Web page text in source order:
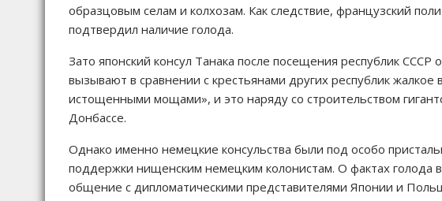
образцовым селам и колхозам. Как следствие, французский
подтвердил наличие голода.
Зато японский консул Танака после посещения республик СССР
вызывают в сравнении с крестьянами других республик
истощенными мощами», и это наряду со строительством
Донбассе.
Однако именно немецкие консульства были под особо
поддержки нищенским немецким колонистам. О фактах голода
общение с дипломатическими представителями Японии и